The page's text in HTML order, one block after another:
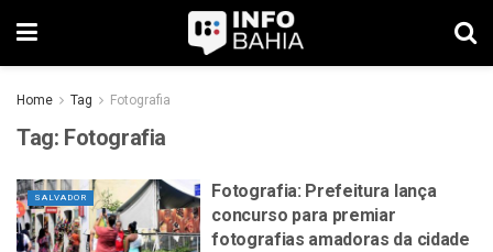
Home Tag Fotografia
Tag: Fotografia
SALVADOR
Fotografia: Prefeitura lança
concurso para premiar
fotografias amadoras da cidade